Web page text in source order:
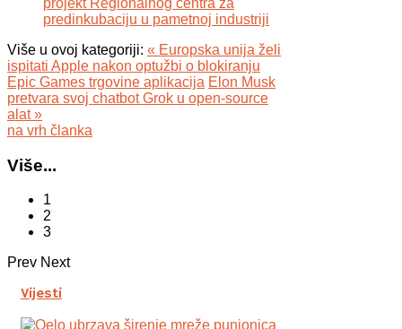
predinkubaciju u pametnoj industriji
Više u ovoj kategoriji: « Europska unija želi
ispitati Apple nakon optužbi o blokiranju
Epic Games trgovine aplikacija Elon Musk
pretvara svoj chatbot Grok u open-source
alat »
na vrh članka
Više...
1
2
3
Prev Next
Vijesti